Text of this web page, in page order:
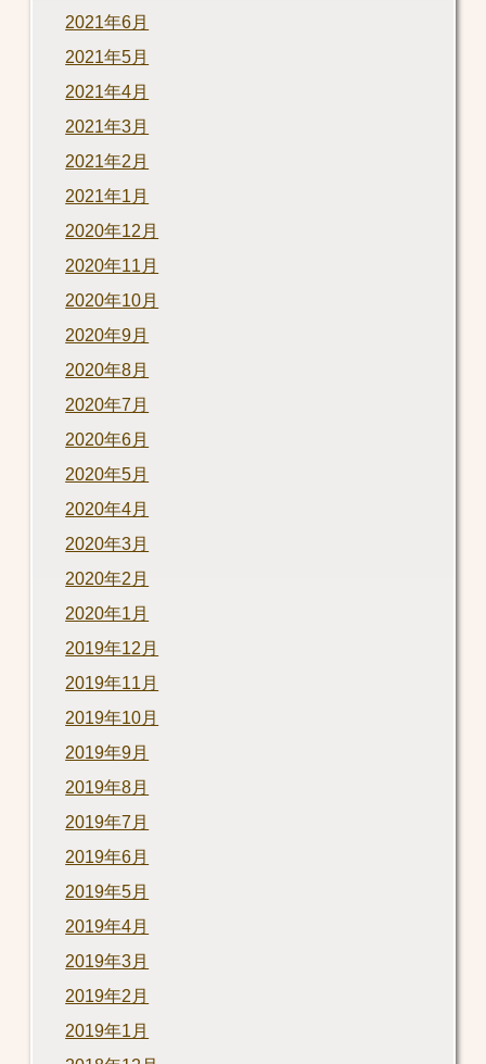
2021年6月
2021年5月
2021年4月
2021年3月
2021年2月
2021年1月
2020年12月
2020年11月
2020年10月
2020年9月
2020年8月
2020年7月
2020年6月
2020年5月
2020年4月
2020年3月
2020年2月
2020年1月
2019年12月
2019年11月
2019年10月
2019年9月
2019年8月
2019年7月
2019年6月
2019年5月
2019年4月
2019年3月
2019年2月
2019年1月